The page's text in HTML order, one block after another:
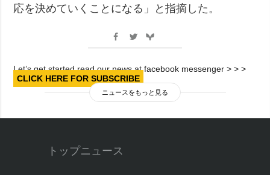
応を決めていくことになる」と指摘した。
Let’s get started read our news at facebook messenger > > >
CLICK HERE FOR SUBSCRIBE
ニュースをもっと見る
トップニュース